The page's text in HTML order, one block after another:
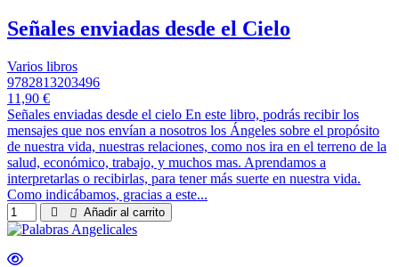
Señales enviadas desde el Cielo
Varios libros
9782813203496
11,90 €
Señales enviadas desde el cielo En este libro, podrás recibir los
mensajes que nos envían a nosotros los Ángeles sobre el propósito
de nuestra vida, nuestras relaciones, como nos ira en el terreno de la
salud, económico, trabajo, y muchos mas. Aprendamos a
interpretarlas o recibirlas, para tener más suerte en nuestra vida.
Como indicábamos, gracias a este...
Añadir al carrito